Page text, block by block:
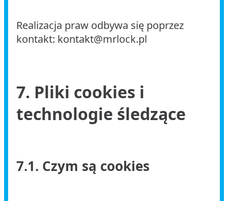
Realizacja praw odbywa się poprzez
kontakt: kontakt@mrlock.pl
7. Pliki cookies i
technologie śledzące
7.1. Czym są cookies